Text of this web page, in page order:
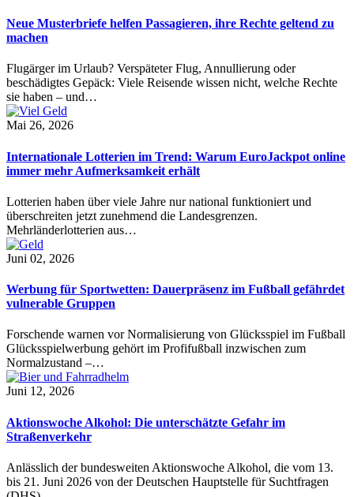
Neue Musterbriefe helfen Passagieren, ihre Rechte geltend zu
machen
Flugärger im Urlaub? Verspäteter Flug, Annullierung oder
beschädigtes Gepäck: Viele Reisende wissen nicht, welche Rechte
sie haben – und…
Mai 26, 2026
Internationale Lotterien im Trend: Warum EuroJackpot online
immer mehr Aufmerksamkeit erhält
Lotterien haben über viele Jahre nur national funktioniert und
überschreiten jetzt zunehmend die Landesgrenzen.
Mehrländerlotterien aus…
Juni 02, 2026
Werbung für Sportwetten: Dauerpräsenz im Fußball gefährdet
vulnerable Gruppen
Forschende warnen vor Normalisierung von Glücksspiel im Fußball
Glücksspielwerbung gehört im Profifußball inzwischen zum
Normalzustand –…
Juni 12, 2026
Aktionswoche Alkohol: Die unterschätzte Gefahr im
Straßenverkehr
Anlässlich der bundesweiten Aktionswoche Alkohol, die vom 13.
bis 21. Juni 2026 von der Deutschen Hauptstelle für Suchtfragen